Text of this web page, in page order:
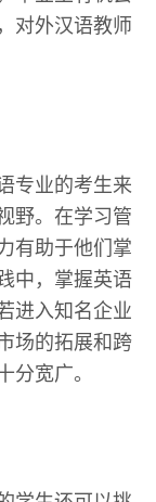
对外汉语教师
专业的考生来
野。在学习管
有助于他们掌
中，掌握英语
进入知名企业
场的拓展和跨
分宽广。